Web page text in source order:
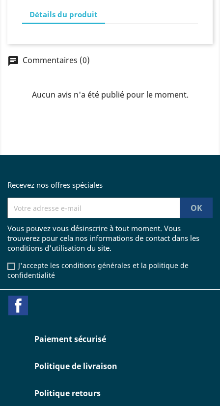
Détails du produit
chat Commentaires (0)
Aucun avis n'a été publié pour le moment.
Recevez nos offres spéciales
Vous pouvez vous désinscrire à tout moment. Vous
trouverez pour cela nos informations de contact dans les
conditions d'utilisation du site.
J'accepte les conditions générales et la politique de
confidentialité
Paiement sécurisé
Politique de livraison
Politique retours